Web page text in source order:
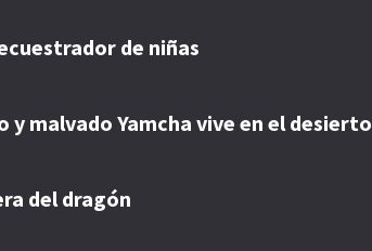
de niñas
y malvado Yamcha vive en el desierto
del dragón